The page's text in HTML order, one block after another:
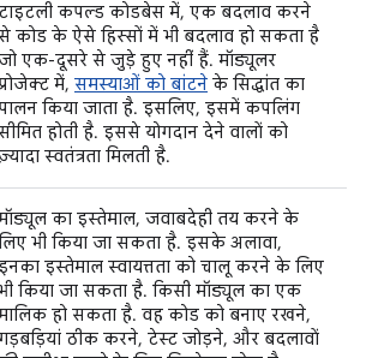
कपल्ड कोडबेस में, एक बदलाव करने
कोड के ऐसे हिस्सों में भी बदलाव हो सकता है
एक-दूसरे से जुड़े हुए नहीं हैं. मॉड्यूलर
में, समस्याओं को बांटने के सिद्धांत का
किया जाता है. इसलिए, इसमें कपलिंग
होती है. इससे योगदान देने वालों को
स्वतंत्रता मिलती है.
का इस्तेमाल, जवाबदेही तय करने के
भी किया जा सकता है. इसके अलावा,
इस्तेमाल स्वायत्तता को चालू करने के लिए
किया जा सकता है. किसी मॉड्यूल का एक
हो सकता है. वह कोड को बनाए रखने,
ठीक करने, टेस्ट जोड़ने, और बदलावों